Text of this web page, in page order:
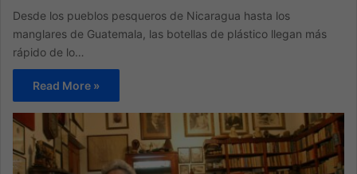
Desde los pueblos pesqueros de Nicaragua hasta los
manglares de Guatemala, las botellas de plástico llegan más
rápido de lo…
Read More »